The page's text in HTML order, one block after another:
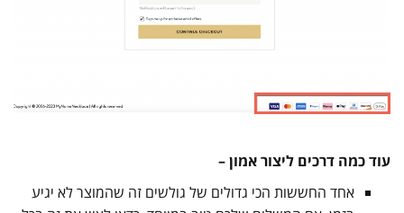
עוד כמה דרכים ליצור אמון –
אחד החששות הכי גדולים של גולשים זה שהמוצר לא יגיע